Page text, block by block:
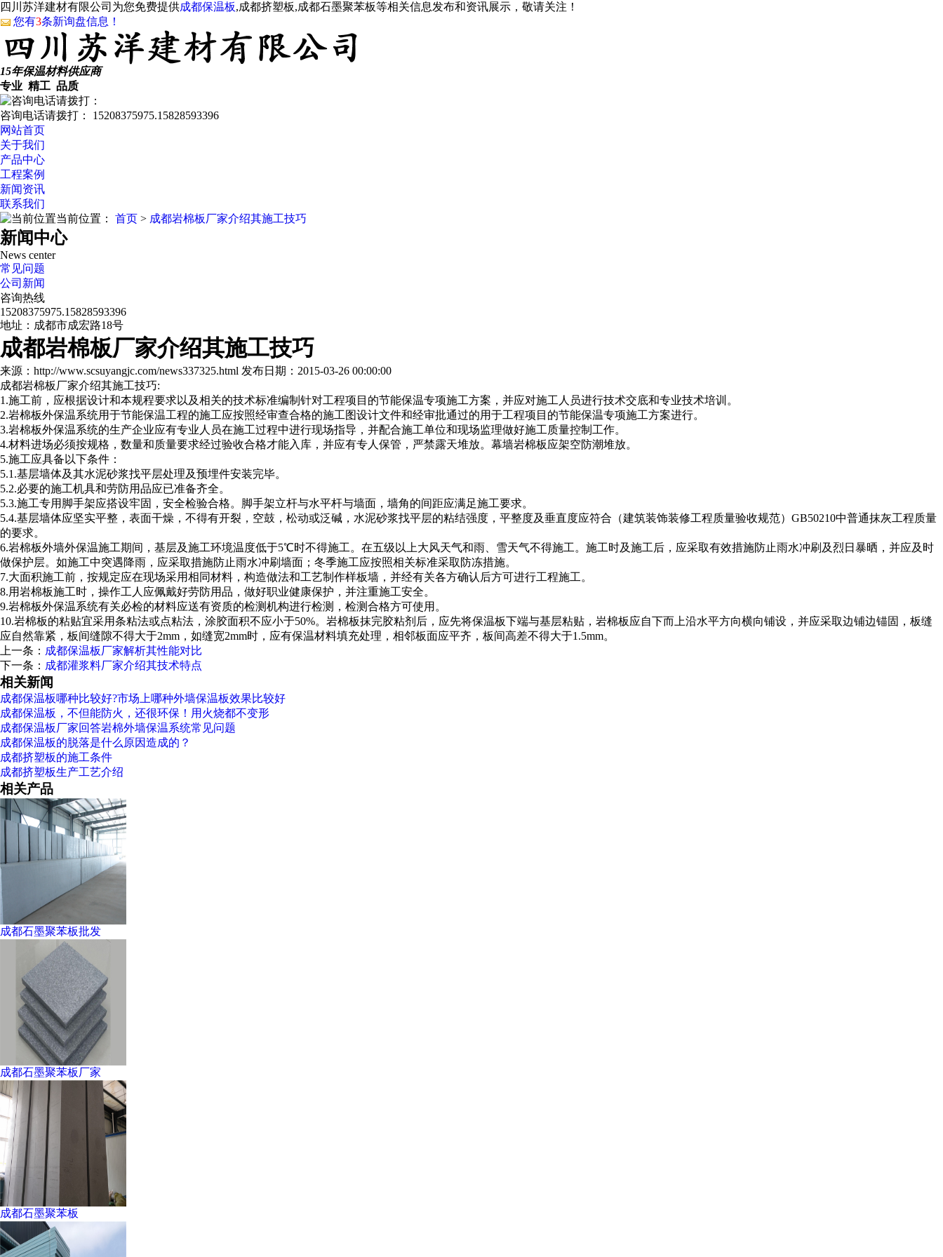
四川苏洋建材有限公司为您免费提供成都保温板,成都挤塑板,成都石墨聚苯板等相关信息发布和资讯展示，敬请关注！
您有3条新询盘信息！
15年保温材料供应商
专业 精工 品质
咨询电话请拨打： 15208375975.15828593396
网站首页
关于我们
产品中心
工程案例
新闻资讯
联系我们
当前位置： 首页 > 成都岩棉板厂家介绍其施工技巧
新闻中心
News center
常见问题
公司新闻
咨询热线
15208375975.15828593396
地址：成都市成宏路18号
成都岩棉板厂家介绍其施工技巧
来源：http://www.scsuyangjc.com/news337325.html 发布日期：2015-03-26 00:00:00
成都岩棉板厂家介绍其施工技巧:
1.施工前，应根据设计和本规程要求以及相关的技术标准编制针对工程项目的节能保温专项施工方案，并应对施工人员进行技术交底和专业技术培训。
2.岩棉板外保温系统用于节能保温工程的施工应按照经审查合格的施工图设计文件和经审批通过的用于工程项目的节能保温专项施工方案进行。
3.岩棉板外保温系统的生产企业应有专业人员在施工过程中进行现场指导，并配合施工单位和现场监理做好施工质量控制工作。
4.材料进场必须按规格，数量和质量要求经过验收合格才能入库，并应有专人保管，严禁露天堆放。幕墙岩棉板应架空防潮堆放。
5.施工应具备以下条件：
5.1.基层墙体及其水泥砂浆找平层处理及预埋件安装完毕。
5.2.必要的施工机具和劳防用品应已准备齐全。
5.3.施工专用脚手架应搭设牢固，安全检验合格。脚手架立杆与水平杆与墙面，墙角的间距应满足施工要求。
5.4.基层墙体应坚实平整，表面干燥，不得有开裂，空鼓，松动或泛碱，水泥砂浆找平层的粘结强度，平整度及垂直度应符合（建筑装饰装修工程质量验收规范）GB50210中普通抹灰工程质量
的要求。
6.岩棉板外墙外保温施工期间，基层及施工环境温度低于5℃时不得施工。在五级以上大风天气和雨、雪天气不得施工。施工时及施工后，应采取有效措施防止雨水冲刷及烈日暴晒，并应及时
做保护层。如施工中突遇降雨，应采取措施防止雨水冲刷墙面；冬季施工应按照相关标准采取防冻措施。
7.大面积施工前，按规定应在现场采用相同材料，构造做法和工艺制作样板墙，并经有关各方确认后方可进行工程施工。
8.用岩棉板施工时，操作工人应佩戴好劳防用品，做好职业健康保护，并注重施工安全。
9.岩棉板外保温系统有关必检的材料应送有资质的检测机构进行检测，检测合格方可使用。
10.岩棉板的粘贴宜采用条粘法或点粘法，涂胶面积不应小于50%。岩棉板抹完胶粘剂后，应先将保温板下端与基层粘贴，岩棉板应自下而上沿水平方向横向铺设，并应采取边铺边锚固，板缝
应自然靠紧，板间缝隙不得大于2mm，如缝宽2mm时，应有保温材料填充处理，相邻板面应平齐，板间高差不得大于1.5mm。
上一条： 成都保温板厂家解析其性能对比
下一条： 成都灌浆料厂家介绍其技术特点
相关新闻
成都保温板哪种比较好?市场上哪种外墙保温板效果比较好
成都保温板，不但能防火，还很环保！用火烧都不变形
成都保温板厂家回答岩棉外墙保温系统常见问题
成都保温板的脱落是什么原因造成的？
成都挤塑板的施工条件
成都挤塑板生产工艺介绍
相关产品
成都石墨聚苯板批发
成都石墨聚苯板厂家
成都石墨聚苯板